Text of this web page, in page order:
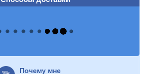
Почему мне